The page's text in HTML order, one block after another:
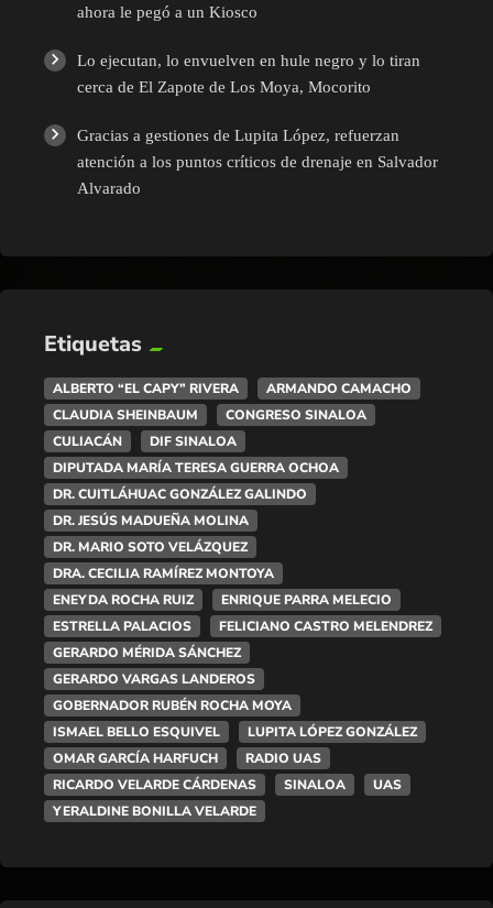
ahora le pegó a un Kiosco
Lo ejecutan, lo envuelven en hule negro y lo tiran
cerca de El Zapote de Los Moya, Mocorito
Gracias a gestiones de Lupita López, refuerzan
atención a los puntos críticos de drenaje en Salvador
Alvarado
Etiquetas
ALBERTO “EL CAPY” RIVERA
ARMANDO CAMACHO
CLAUDIA SHEINBAUM
CONGRESO SINALOA
CULIACÁN
DIF SINALOA
DIPUTADA MARÍA TERESA GUERRA OCHOA
DR. CUITLÁHUAC GONZÁLEZ GALINDO
DR. JESÚS MADUEÑA MOLINA
DR. MARIO SOTO VELÁZQUEZ
DRA. CECILIA RAMÍREZ MONTOYA
ENEYDA ROCHA RUIZ
ENRIQUE PARRA MELECIO
ESTRELLA PALACIOS
FELICIANO CASTRO MELENDREZ
GERARDO MÉRIDA SÁNCHEZ
GERARDO VARGAS LANDEROS
GOBERNADOR RUBÉN ROCHA MOYA
ISMAEL BELLO ESQUIVEL
LUPITA LÓPEZ GONZÁLEZ
OMAR GARCÍA HARFUCH
RADIO UAS
RICARDO VELARDE CÁRDENAS
SINALOA
UAS
YERALDINE BONILLA VELARDE